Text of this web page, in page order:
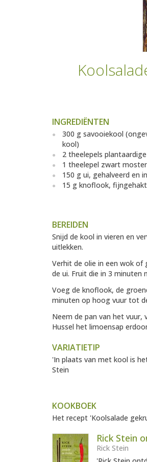
INGREDIËNTEN
300 g savooiekool
kool)
2 theelepels
1 theelepel zwart
150 g ui, gehalveerd en
15 g knoflook, fijngehakt
BEREIDEN
Snijd de kool in vieren en
uitlekken.
Verhit de olie in een wok
de ui. Fruit die in 3 minuten
Voeg de knoflook, de
minuten op hoog vuur tot
Neem de pan van het
Hussel het limoensap
VARIATIETIP
'In plaats van met kool is
Stein
KOOKBOEK
Het recept 'Koolsalade
Rick Stein
Rick Stein